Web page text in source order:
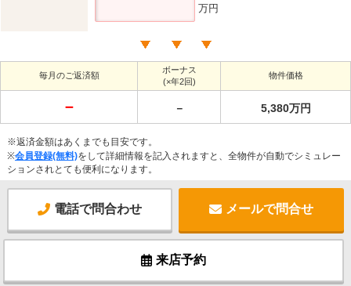
万円
毎月のご返済額
ボーナス
(×年2回)
物件価格
－ － 5,380万円
※返済金額はあくまでも目安です。
※会員登録(無料)をして詳細情報を記入されますと、全物件が自動でシミュレー
ションされとても便利になります。
電話で問合わせ メールで問合せ
来店予約